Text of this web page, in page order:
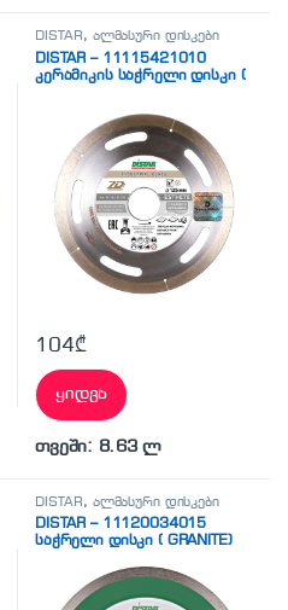
DISTAR, ალმასური დისკები
DISTAR – 11115421010
კერამიკის საჭრელი დისკი (
104₾
ყიდვა
თვეში: 8.63 ლ
DISTAR, ალმასური დისკები
DISTAR – 11120034015
საჭრელი დისკი ( GRANITE)